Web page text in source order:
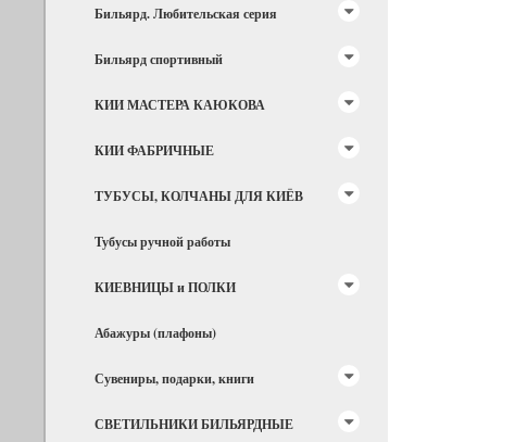
Бильярд. Любительская серия
Бильярд спортивный
КИИ МАСТЕРА КАЮКОВА
КИИ ФАБРИЧНЫЕ
ТУБУСЫ, КОЛЧАНЫ ДЛЯ КИЁВ
Тубусы ручной работы
КИЕВНИЦЫ и ПОЛКИ
Абажуры (плафоны)
Сувениры, подарки, книги
СВЕТИЛЬНИКИ БИЛЬЯРДНЫЕ